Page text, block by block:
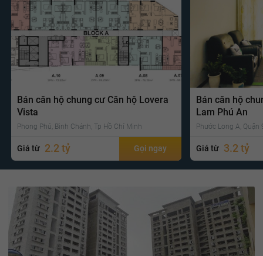
Bán căn hộ chung cư Căn hộ Lovera
Vista
Phong Phú, Bình Chánh, Tp Hồ Chí Minh
Giá từ 2.2 tỷ Gọi ngay
Bán căn hộ
Lam Phú An
Phước Long A, Quận
Giá từ 3.2 tỷ